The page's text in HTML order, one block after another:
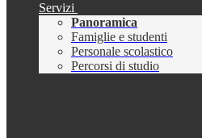
Servizi
Panoramica
Famiglie e studenti
Personale scolastico
Percorsi di studio